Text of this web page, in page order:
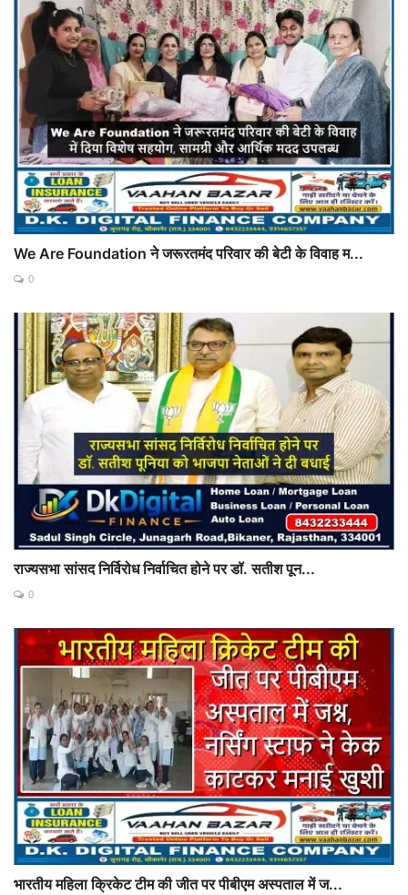
We Are Foundation ने जरूरतमंद परिवार की बेटी के विवाह म...
0
राज्यसभा सांसद निर्विरोध निर्वाचित होने पर डॉ. सतीश पून...
0
भारतीय महिला क्रिकेट टीम की जीत पर पीबीएम अस्पताल में ज...